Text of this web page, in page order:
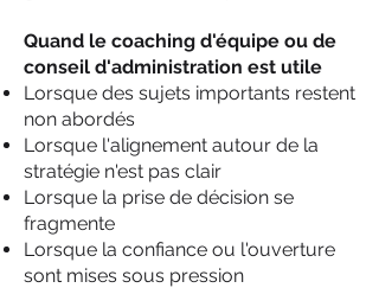
Quand le coaching d'équipe ou de
conseil d'administration est utile
Lorsque des sujets importants restent
non abordés
Lorsque l'alignement autour de la
stratégie n'est pas clair
Lorsque la prise de décision se
fragmente
Lorsque la confiance ou l'ouverture
sont mises sous pression